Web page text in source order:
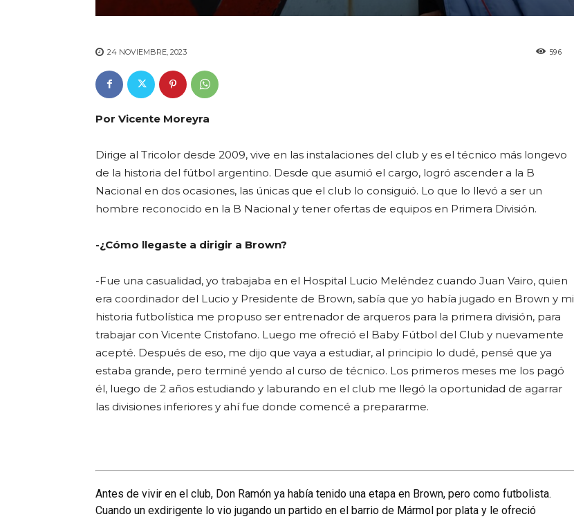
596
24 NOVIEMBRE, 2023
Por Vicente Moreyra
Dirige al Tricolor desde 2009, vive en las instalaciones del club y es el técnico más longevo
de la historia del fútbol argentino. Desde que asumió el cargo, logró ascender a la B
Nacional en dos ocasiones, las únicas que el club lo consiguió. Lo que lo llevó a ser un
hombre reconocido en la B Nacional y tener ofertas de equipos en Primera División.
-¿Cómo llegaste a dirigir a Brown?
-Fue una casualidad, yo trabajaba en el Hospital Lucio Meléndez cuando Juan Vairo, quien
era coordinador del Lucio y Presidente de Brown, sabía que yo había jugado en Brown y mi
historia futbolística me propuso ser entrenador de arqueros para la primera división, para
trabajar con Vicente Cristofano. Luego me ofreció el Baby Fútbol del Club y nuevamente
acepté. Después de eso, me dijo que vaya a estudiar, al principio lo dudé, pensé que ya
estaba grande, pero terminé yendo al curso de técnico. Los primeros meses me los pagó
él, luego de 2 años estudiando y laburando en el club me llegó la oportunidad de agarrar
las divisiones inferiores y ahí fue donde comencé a prepararme.
Antes de vivir en el club, Don Ramón ya había tenido una etapa en Brown, pero como futbolista.
Cuando un exdirigente lo vio jugando un partido en el barrio de Mármol por plata y le ofreció